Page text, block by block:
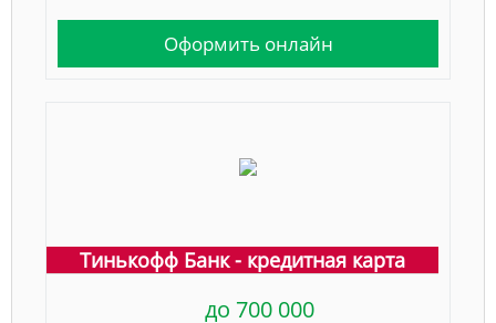
Оформить онлайн
Тинькофф Банк - кредитная карта
до 700 000